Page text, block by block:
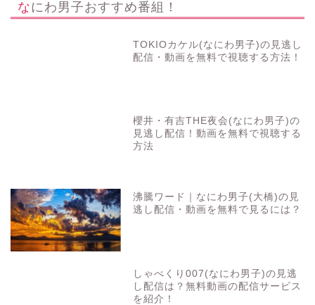
なにわ男子おすすめ番組！
TOKIOカケル(なにわ男子)の見逃し
配信・動画を無料で視聴する方法！
櫻井・有吉THE夜会(なにわ男子)の
見逃し配信！動画を無料で視聴する
方法
沸騰ワード｜なにわ男子(大橋)の見
逃し配信・動画を無料で見るには？
しゃべくり007(なにわ男子)の見逃
し配信は？無料動画の配信サービス
を紹介！